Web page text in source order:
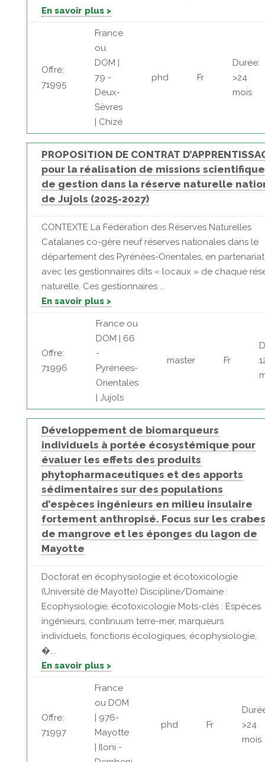
En savoir plus >
Offre:
71995
France
ou
DOM |
79 -
Deux-
Sèvres
| Chizé
phd Fr
Durée:
>24
mois
PROPOSITION DE CONTRAT
pour la réalisation de missions
de gestion dans la réserve naturelle
de Jujols (2025-2027)
CONTEXTE La Fédération des Réserves Naturelles
Catalanes co-gère neuf réserves nationales dans le
département des Pyrénées-Orientales, en partenariat
avec les gestionnaires dits « locaux » de chaque
naturelle. Ces gestionnaires ...
En savoir plus >
Offre:
71996
France ou
DOM | 66
-
Pyrénées-
Orientales
| Jujols
master Fr
Développement de biomarqueurs
individuels à portée écosystémique pour
évaluer les effets des produits
phytopharmaceutiques et des apports
sédimentaires sur des populations
d’espèces ingénieurs en milieu insulaire
fortement anthropisé. Focus sur les crabes
de mangrove et les éponges du lagon de
Mayotte
Doctorat en écophysiologie et écotoxicologie
(Université de Mayotte) Discipline/Domaine :
Ecophysiologie, écotoxicologie Mots-clés : Espèces
ingénieurs, continuum terre-mer, marqueurs
individuels, fonctions écologiques, écophysiologie,
�...
En savoir plus >
Offre:
71997
France
ou DOM
| 976-
Mayotte
| Iloni -
phd Fr
>24
mois